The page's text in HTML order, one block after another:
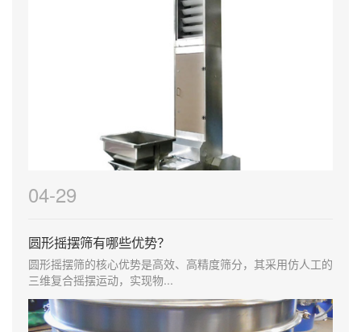
04-29
圆形摇摆筛有哪些优势？
圆形摇摆筛的核心优势是高效、高精度筛分‌，其采用仿人工的
三维复合摇摆运动，实现物...